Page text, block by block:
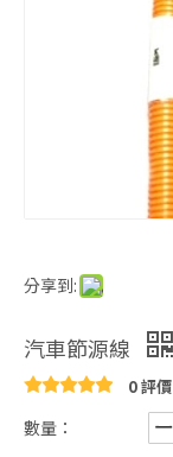
分享到:
汽車節源線
0 評價
數量：